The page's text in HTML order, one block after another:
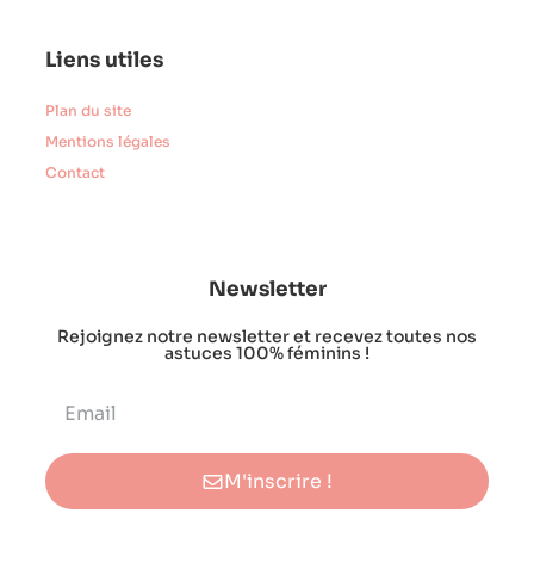
Liens utiles
Plan du site
Mentions légales
Contact
Newsletter
Rejoignez notre newsletter et recevez toutes nos
astuces 100% féminins !
M'inscrire !